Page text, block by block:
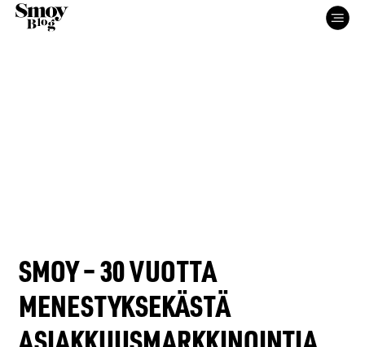
ETUSIVU
SMOY – 30 VUOTTA
MENESTYKSEKÄSTÄ